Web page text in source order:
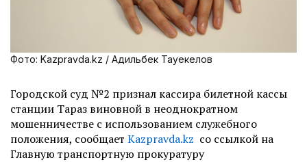
Фото: Kazpravda.kz / Адильбек Тауекелов
Городской суд №2 признал кассира билетной кассы
станции Тараз виновной в неоднократном
мошенничестве с использованием служебного
положения, сообщает Kazpravda.kz со ссылкой на
Главную транспортную прокуратуру